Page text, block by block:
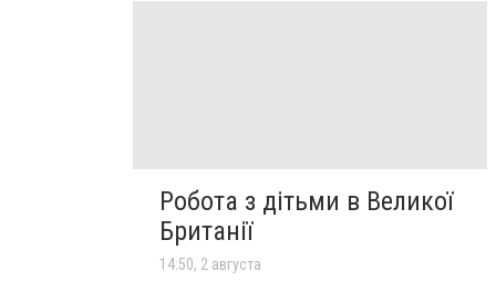
Робота з дітьми в Великої
Британії
14:50, 2 августа